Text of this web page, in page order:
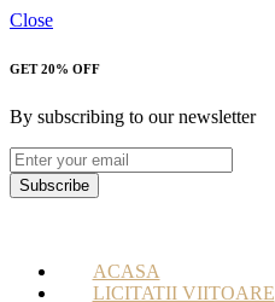
Close
GET 20% OFF
By subscribing to our newsletter
Subscribe
ACASA
LICITATII VIITOARE